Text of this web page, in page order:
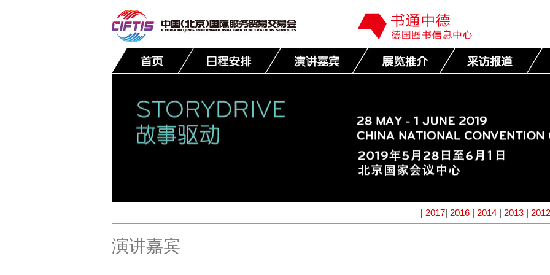
| 2017| 2016 | 2014 | 2013 | 2012
演讲嘉宾